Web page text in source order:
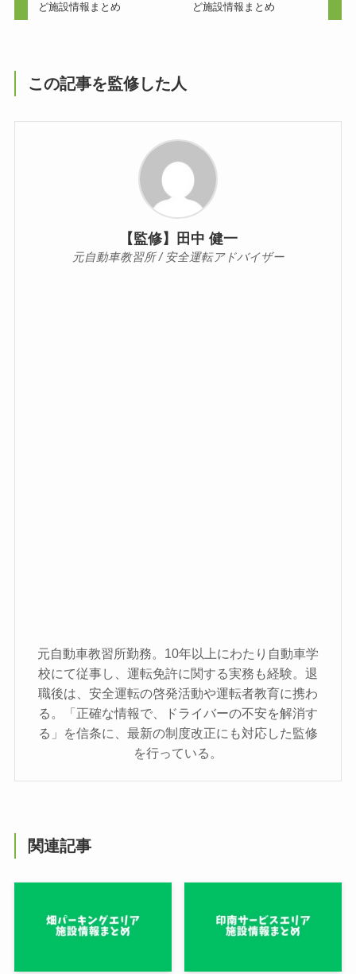
ど施設情報まとめ
ど施設情報まとめ
この記事を監修した人
【監修】田中 健一
元自動車教習所 / 安全運転アドバイザー
元自動車教習所勤務。10年以上にわたり自動車学
校にて従事し、運転免許に関する実務も経験。退
職後は、安全運転の啓発活動や運転者教育に携わ
る。「正確な情報で、ドライバーの不安を解消す
る」を信条に、最新の制度改正にも対応した監修
を行っている。
関連記事